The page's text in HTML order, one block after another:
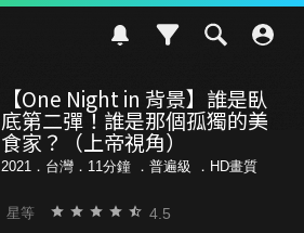
【One Night in 背景】誰是臥
底第二彈！誰是那個孤獨的美
食家？（上帝視角）
2021．台灣．11分鐘 ． 普遍級 ．HD畫質
星等 4.5